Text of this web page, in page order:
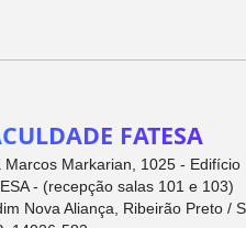
FATESA
Marcos Markarian, 1025 - Edifício
- (recepção salas 101 e 103)
Nova Aliança, Ribeirão Preto /